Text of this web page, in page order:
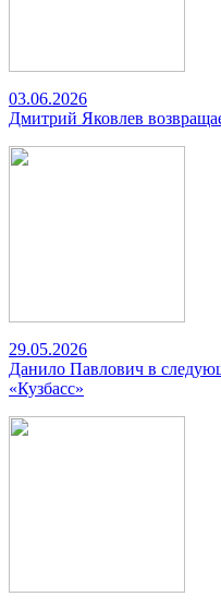
03.06.2026
Дмитрий Яковлев
29.05.2026
Данило Павлович в
«Кузбасс»